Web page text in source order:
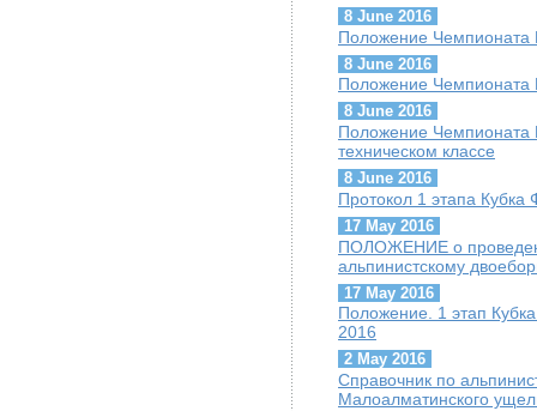
8 June 2016
Положение Чемпионата
8 June 2016
Положение Чемпионата
8 June 2016
Положение Чемпионата
техническом классе
8 June 2016
Протокол 1 этапа
17 May 2016
ПОЛОЖЕНИЕ о
альпинистскому
17 May 2016
Положение. 1 этап
2016
2 May 2016
Cправочник по
Малоалматинского